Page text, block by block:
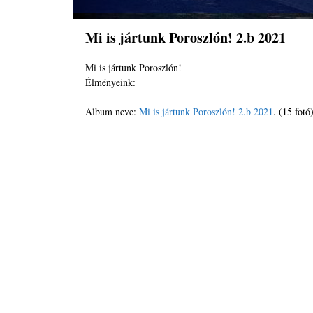
Mi is jártunk Poroszlón! 2.b 2021
Mi is jártunk Poroszlón!
Élményeink:
Album neve: Mi is jártunk Poroszlón! 2.b 2021. (15 fotó)